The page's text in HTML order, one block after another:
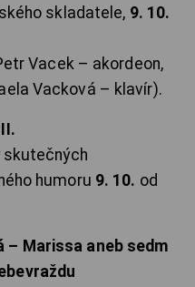
skladatele, 9. 10.
Vacek – akordeon,
Vacková – klavír).
skutečných
humoru 9. 10. od
– Marissa aneb sedm